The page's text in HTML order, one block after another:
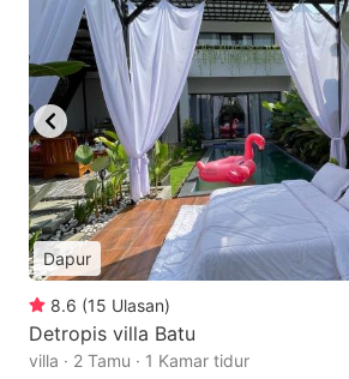
Dapur
8.6 (15 Ulasan)
Detropis villa Batu
villa · 2 Tamu · 1 Kamar tidur